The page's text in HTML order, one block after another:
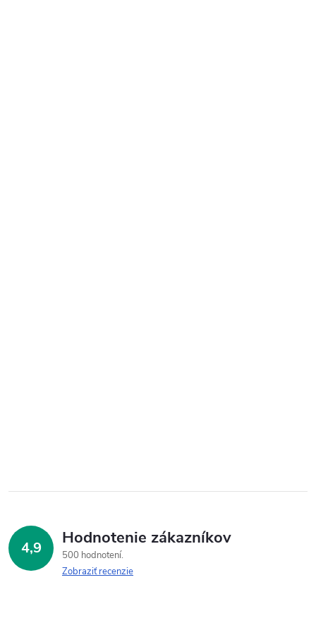
4,9 Hodnotenie zákazníkov
500 hodnotení
Zobraziť recenzie